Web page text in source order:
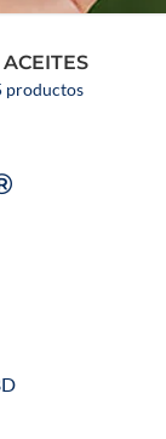
ACEITES
productos